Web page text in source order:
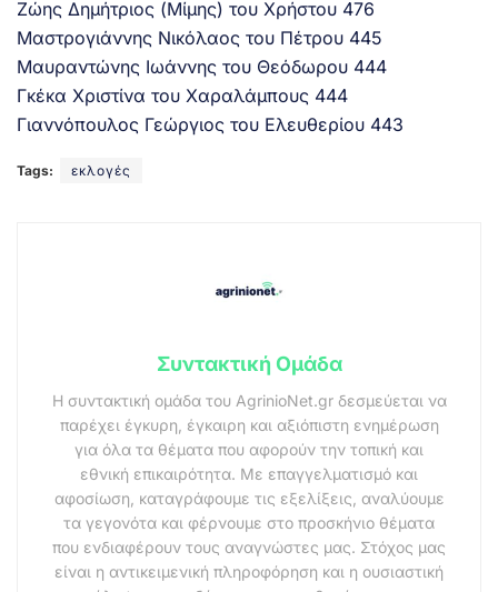
Ζώης Δημήτριος (Μίμης) του Χρήστου 476
Μαστρογιάννης Νικόλαος του Πέτρου 445
Μαυραντώνης Ιωάννης του Θεόδωρου 444
Γκέκα Χριστίνα του Χαραλάμπους 444
Γιαννόπουλος Γεώργιος του Ελευθερίου 443
Tags: εκλογές
Συντακτική Ομάδα
Η συντακτική ομάδα του AgrinioNet.gr δεσμεύεται να
παρέχει έγκυρη, έγκαιρη και αξιόπιστη ενημέρωση
για όλα τα θέματα που αφορούν την τοπική και
εθνική επικαιρότητα. Με επαγγελματισμό και
αφοσίωση, καταγράφουμε τις εξελίξεις, αναλύουμε
τα γεγονότα και φέρνουμε στο προσκήνιο θέματα
που ενδιαφέρουν τους αναγνώστες μας. Στόχος μας
είναι η αντικειμενική πληροφόρηση και η ουσιαστική